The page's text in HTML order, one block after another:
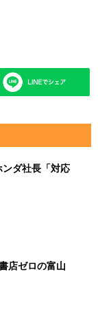
ダ社長「対応
店ゼロの富山